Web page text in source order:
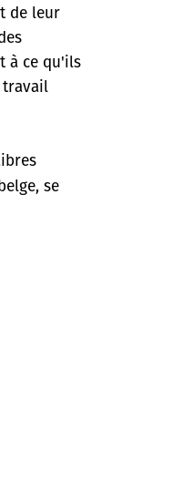
de leur
à ce qu'ils
travail
se